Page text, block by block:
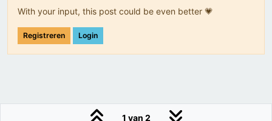
With your input, this post could be even better 💗
Registreren Login
1 van 2